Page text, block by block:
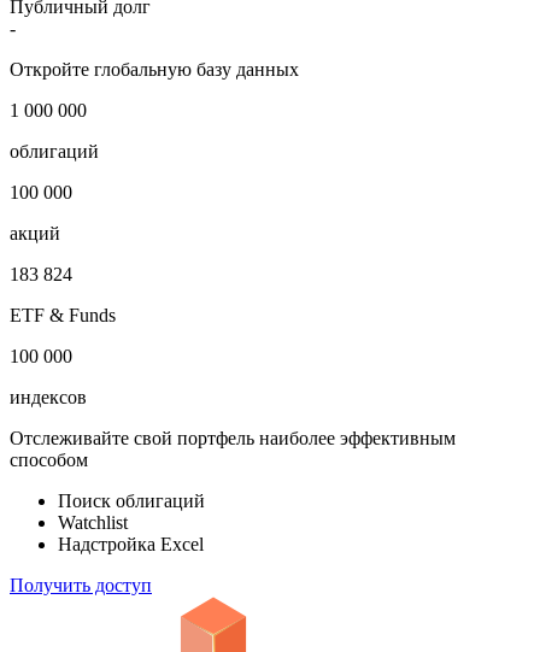
Публичный долг
-
Откройте глобальную базу данных
1 000 000
облигаций
100 000
акций
183 824
ETF & Funds
100 000
индексов
Отслеживайте свой портфель наиболее эффективным
способом
Поиск облигаций
Watchlist
Надстройка Excel
Получить доступ